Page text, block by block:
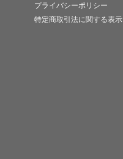
プライバシーポリシー
特定商取引法に関する表示